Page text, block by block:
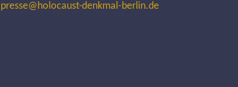
presse@holocaust-denkmal-berlin.de